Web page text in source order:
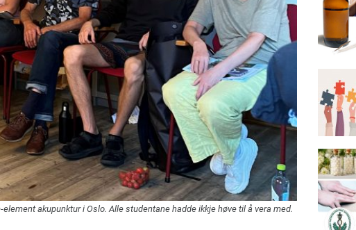
akupunktur i Oslo. Alle studentane hadde ikkje høve til å vera med.